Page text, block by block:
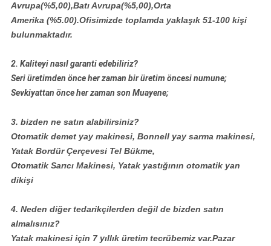
Avrupa(%5,00),Batı Avrupa(%5,00),Orta
Amerika (%5.00).Ofisimizde toplamda yaklaşık 51-100 kişi
bulunmaktadır.
2. Kaliteyi nasıl garanti edebiliriz?
Seri üretimden önce her zaman bir üretim öncesi numune;
Sevkiyattan önce her zaman son Muayene;
3. bizden ne satın alabilirsiniz?
Otomatik demet yay makinesi, Bonnell yay sarma makinesi,
Yatak Bordür Çerçevesi Tel Bükme,
Otomatik Sarıcı Makinesi, Yatak yastığının otomatik yan
dikişi
4. Neden diğer tedarikçilerden değil de bizden satın
almalısınız?
Yatak makinesi için 7 yıllık üretim tecrübemiz var.Pazar